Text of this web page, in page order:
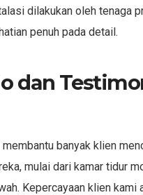
dilakukan oleh tenaga
penuh pada detail.
dan
banyak klien
mulai dari kamar tidur
Kepercayaan klien kami